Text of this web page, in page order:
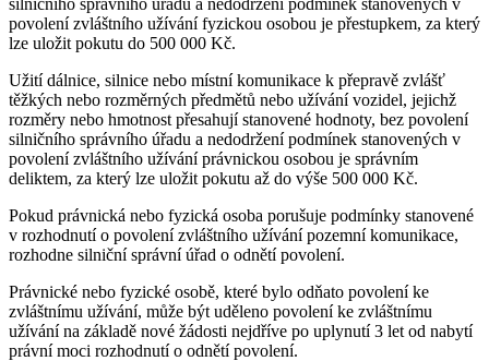
povolení zvláštního užívání fyzickou osobou je přestupkem, za který
lze uložit pokutu do 500 000 Kč.
Užití dálnice, silnice nebo místní komunikace k přepravě zvlášť
těžkých nebo rozměrných předmětů nebo užívání vozidel, jejichž
rozměry nebo hmotnost přesahují stanovené hodnoty, bez povolení
silničního správního úřadu a nedodržení podmínek stanovených v
povolení zvláštního užívání právnickou osobou je správním
deliktem, za který lze uložit pokutu až do výše 500 000 Kč.
Pokud právnická nebo fyzická osoba porušuje podmínky stanovené
v rozhodnutí o povolení zvláštního užívání pozemní komunikace,
rozhodne silniční správní úřad o odnětí povolení.
Právnické nebo fyzické osobě, které bylo odňato povolení ke
zvláštnímu užívání, může být uděleno povolení ke zvláštnímu
užívání na základě nové žádosti nejdříve po uplynutí 3 let od nabytí
právní moci rozhodnutí o odnětí povolení.